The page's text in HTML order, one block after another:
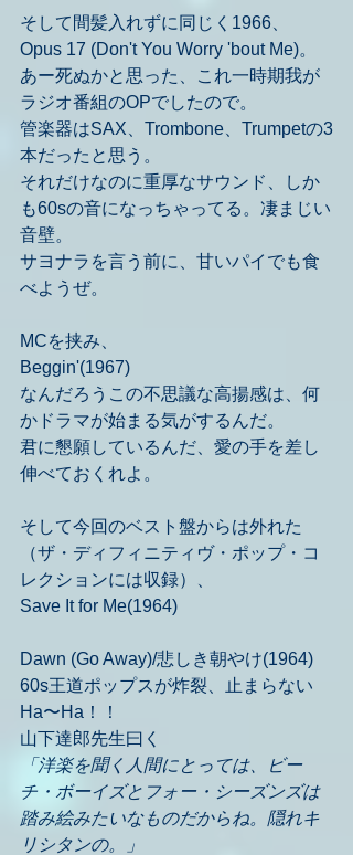
そして間髪入れずに同じく1966、
Opus 17 (Don't You Worry 'bout Me)。
あー死ぬかと思った、これ一時期我が
ラジオ番組のOPでしたので。
管楽器はSAX、Trombone、Trumpetの3
本だったと思う。
それだけなのに重厚なサウンド、しか
も60sの音になっちゃってる。凄まじい
音壁。
サヨナラを言う前に、甘いパイでも食
べようぜ。
MCを挟み、
Beggin'(1967)
なんだろうこの不思議な高揚感は、何
かドラマが始まる気がするんだ。
君に懇願しているんだ、愛の手を差し
伸べておくれよ。
そして今回のベスト盤からは外れた
（ザ・ディフィニティヴ・ポップ・コ
レクションには収録）、
Save It for Me(1964)
Dawn (Go Away)/悲しき朝やけ(1964)
60s王道ポップスが炸裂、止まらない
Ha〜Ha！！
山下達郎先生曰く
「洋楽を聞く人間にとっては、ビー
チ・ボーイズとフォー・シーズンズは
踏み絵みたいなものだからね。隠れキ
リシタンの。」